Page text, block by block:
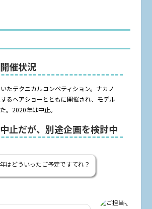
催状況
たテクニカルコンペティション。ナカノ
るヘアショーとともに開催され、モデル
。2020年は中止。
止だが、別途企画を検討中
はどういったご予定ですてれ？